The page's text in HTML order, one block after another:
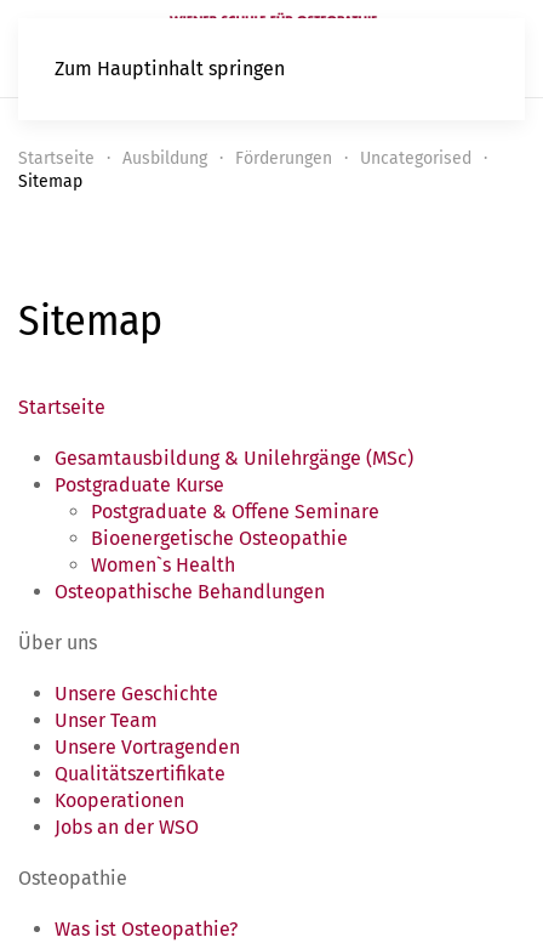
Zum Hauptinhalt springen
Startseite Ausbildung Förderungen
Uncategorised
Sitemap
Sitemap
Startseite
Gesamtausbildung & Unilehrgänge (MSc)
Postgraduate Kurse
Postgraduate & Offene Seminare
Bioenergetische Osteopathie
Women`s Health
Osteopathische Behandlungen
Über uns
Unsere Geschichte
Unser Team
Unsere Vortragenden
Qualitätszertifikate
Kooperationen
Jobs an der WSO
Osteopathie
Was ist Osteopathie?